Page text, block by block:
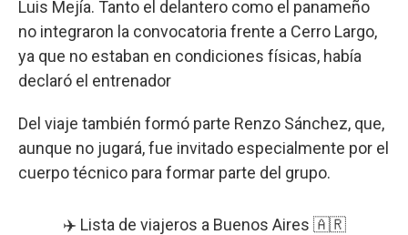
Luis Mejía. Tanto el delantero como el panameño
no integraron la convocatoria frente a Cerro Largo,
ya que no estaban en condiciones físicas, había
declaró el entrenador
Del viaje también formó parte Renzo Sánchez, que,
aunque no jugará, fue invitado especialmente por el
cuerpo técnico para formar parte del grupo.
✈️ Lista de viajeros a Buenos Aires 🇦🇷